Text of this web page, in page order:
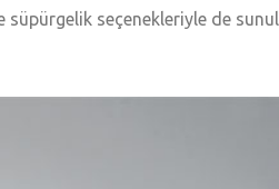
süpürgelik seçenekleriyle de